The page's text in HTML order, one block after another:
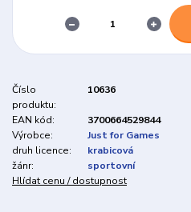
Číslo
produktu:
10636
EAN kód:
3700664529844
Výrobce:
Just for Games
druh licence:
krabicová
žánr:
sportovní
Hlídat cenu / dostupnost